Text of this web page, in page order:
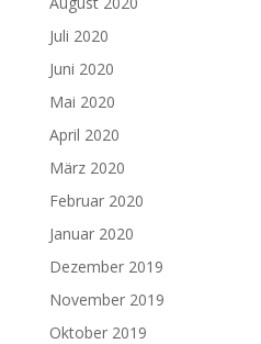
Juli 2020
Juni 2020
Mai 2020
April 2020
März 2020
Februar 2020
Januar 2020
Dezember 2019
November 2019
Oktober 2019